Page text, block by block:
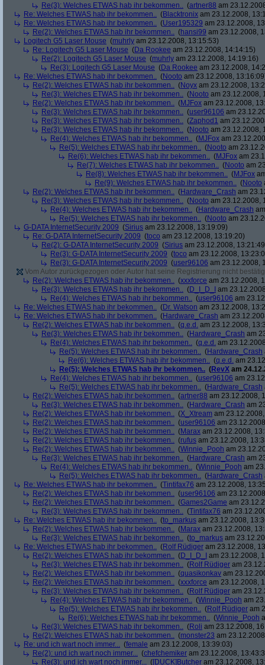
Re(3): Welches ETWAS hab ihr bekommen.. (artner88 am
Re: Welches ETWAS hab ihr bekommen.. (Blacktronix am 23.12.2008,
Re: Welches ETWAS hab ihr bekommen.. (User195329 am 23.12.2008,
Re(2): Welches ETWAS hab ihr bekommen.. (hansi99 am 23.12.2008,
Logitech G5 Laser Mouse (muhrly am 23.12.2008, 13:15:53)
Re: Logitech G5 Laser Mouse (Da Rookee am 23.12.2008, 14:14:15)
Re(2): Logitech G5 Laser Mouse (muhrly am 23.12.2008, 14:19:16)
Re(3): Logitech G5 Laser Mouse (Da Rookee am 23.12.2008,
Re: Welches ETWAS hab ihr bekommen.. (Nooto am 23.12.2008,
Re(2): Welches ETWAS hab ihr bekommen.. (Noyx am 23.12.2008,
Re(3): Welches ETWAS hab ihr bekommen.. (Nooto am 23.12.2008,
Re(2): Welches ETWAS hab ihr bekommen.. (MJFox am 23.12.2008,
Re(3): Welches ETWAS hab ihr bekommen.. (user96106 am
Re(3): Welches ETWAS hab ihr bekommen.. (Zaphod1 am
Re(3): Welches ETWAS hab ihr bekommen.. (Nooto am 23.12.2008,
Re(4): Welches ETWAS hab ihr bekommen.. (MJFox am
Re(5): Welches ETWAS hab ihr bekommen.. (Nooto am
Re(6): Welches ETWAS hab ihr bekommen.. (MJFox am
Re(7): Welches ETWAS hab ihr bekommen.. (Nooto am
Re(8): Welches ETWAS hab ihr bekommen.. (MJFox
Re(9): Welches ETWAS hab ihr bekommen.. (Nooto
Re(2): Welches ETWAS hab ihr bekommen.. (Hardware_Crash am
Re(3): Welches ETWAS hab ihr bekommen.. (Nooto am 23.12.2008,
Re(4): Welches ETWAS hab ihr bekommen.. (Hardware_Crash
Re(5): Welches ETWAS hab ihr bekommen.. (Nooto am
G-DATA InternetSecurity 2009 (Sirius am 23.12.2008, 13:19:09)
Re: G-DATA InternetSecurity 2009 (toco am 23.12.2008, 13:19:20)
Re(2): G-DATA InternetSecurity 2009 (Sirius am 23.12.2008,
Re(3): G-DATA InternetSecurity 2009 (toco am 23.12.2008,
Re(3): G-DATA InternetSecurity 2009 (user96106 am 23.12.2008,
Vom Autor zurückgezogen oder Autor hat seine Registrierung nicht
Re(2): Welches ETWAS hab ihr bekommen.. (xxxforce am 23.12.2008,
Re(3): Welches ETWAS hab ihr bekommen.. (D_I_D_I
am
Re(4): Welches ETWAS hab ihr bekommen.. (user96106 am
Re: Welches ETWAS hab ihr bekommen.. (Dr. Watson am 23.12.2008,
Re: Welches ETWAS hab ihr bekommen.. (Hardware_Crash am
Re(2): Welches ETWAS hab ihr bekommen.. (q.e.d. am 23.12.2008,
Re(3): Welches ETWAS hab ihr bekommen.. (Hardware_Crash am
Re(4): Welches ETWAS hab ihr bekommen.. (q.e.d. am
Re(5): Welches ETWAS hab ihr bekommen.. (Hardware_Crash
Re(6): Welches ETWAS hab ihr bekommen.. (q.e.d. am
Re(5): Welches ETWAS hab ihr bekommen.. (RevX am
Re(4): Welches ETWAS hab ihr bekommen.. (user96106 am
Re(5): Welches ETWAS hab ihr bekommen.. (Hardware_Crash
Re(2): Welches ETWAS hab ihr bekommen.. (artner88 am 23.12.2008,
Re(3): Welches ETWAS hab ihr bekommen.. (Hardware_Crash am
Re(2): Welches ETWAS hab ihr bekommen.. (X_Xtream am
Re(2): Welches ETWAS hab ihr bekommen.. (user96106 am
Re(2): Welches ETWAS hab ihr bekommen.. (Marax am 23.12.2008,
Re(2): Welches ETWAS hab ihr bekommen.. (rufus am 23.12.2008,
Re(2): Welches ETWAS hab ihr bekommen.. (Winnie_Pooh am
Re(3): Welches ETWAS hab ihr bekommen.. (Hardware_Crash am
Re(4): Welches ETWAS hab ihr bekommen.. (Winnie_Pooh am
Re(5): Welches ETWAS hab ihr bekommen.. (Hardware_Crash
Re: Welches ETWAS hab ihr bekommen.. (Tintifax76 am 23.12.2008,
Re(2): Welches ETWAS hab ihr bekommen.. (user96106 am
Re(2): Welches ETWAS hab ihr bekommen.. (Games2Game am
Re(3): Welches ETWAS hab ihr bekommen.. (Tintifax76 am
Re: Welches ETWAS hab ihr bekommen.. (to_markus am 23.12.2008,
Re(2): Welches ETWAS hab ihr bekommen.. (Marax am 23.12.2008,
Re(3): Welches ETWAS hab ihr bekommen.. (to_markus am
Re: Welches ETWAS hab ihr bekommen.. (Rolf Rüdiger am 23.12.2008,
Re(2): Welches ETWAS hab ihr bekommen.. (D_I_D_I
am 23.12.2008,
Re(3): Welches ETWAS hab ihr bekommen.. (Rolf Rüdiger am
Re(2): Welches ETWAS hab ihr bekommen.. (quasikonkav am
Re(2): Welches ETWAS hab ihr bekommen.. (xxxforce am 23.12.2008,
Re(3): Welches ETWAS hab ihr bekommen.. (Rolf Rüdiger am
Re(4): Welches ETWAS hab ihr bekommen.. (Winnie_Pooh am
Re(5): Welches ETWAS hab ihr bekommen.. (Rolf Rüdiger am
Re(6): Welches ETWAS hab ihr bekommen.. (Winnie_Pooh
Re(3): Welches ETWAS hab ihr bekommen.. (Roli am 23.12.2008,
Re(2): Welches ETWAS hab ihr bekommen.. (monster23 am
Re: und ich wart noch immer... (female am 23.12.2008, 13:39:03)
Re(2): und ich wart noch immer... (chefchemiker am 23.12.2008,
Re(3): und ich wart noch immer... ([DUCK]Butcher am 23.12.2008,